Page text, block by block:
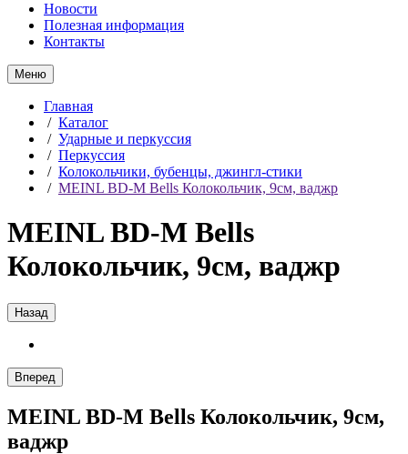
Новости
Полезная информация
Контакты
Меню
Главная
/ Каталог
/ Ударные и перкуссия
/ Перкуссия
/ Колокольчики, бубенцы, джингл-стики
/ MEINL BD-M Bells Колокольчик, 9см, ваджр
MEINL BD-M Bells
Колокольчик, 9см, ваджр
Назад
Вперед
MEINL BD-M Bells Колокольчик, 9см,
ваджр